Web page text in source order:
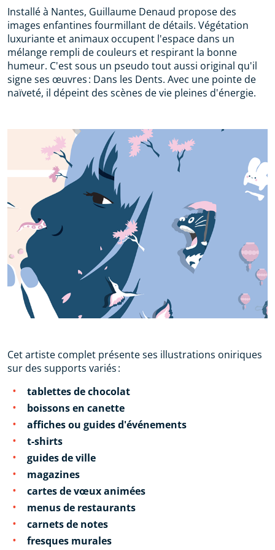
Installé à Nantes, Guillaume Denaud propose des
images enfantines fourmillant de détails. Végétation
luxuriante et animaux occupent l'espace dans un
mélange rempli de couleurs et respirant la bonne
humeur. C'est sous un pseudo tout aussi original qu'il
signe ses œuvres : Dans les Dents. Avec une pointe de
naïveté, il dépeint des scènes de vie pleines d'énergie.
Cet artiste complet présente ses illustrations oniriques
sur des supports variés :
tablettes de chocolat
boissons en canette
affiches ou guides d'événements
t-shirts
guides de ville
magazines
cartes de vœux animées
menus de restaurants
carnets de notes
fresques murales